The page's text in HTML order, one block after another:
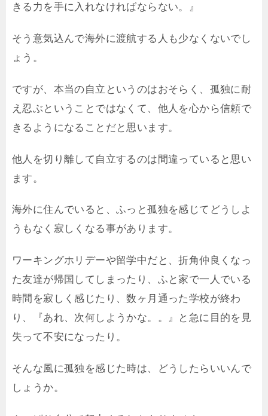
きる力を手に入れなければならない。』
そう意気込んで海外に渡航する人も少なくないでし
ょう。
ですが、本当の自立というのはおそらく、孤独に耐
え忍ぶということではなくて、他人を心から信頼で
きるようになることだと思います。
他人を切り離して自立するのは間違っていると思い
ます。
海外に住んでいると、ふっと孤独を感じてどうしよ
うもなく寂しくなる事があります。
ワーキングホリデーや留学中だと、折角仲良くなっ
た友達が帰国してしまったり、ふと家で一人でいる
時間を寂しく感じたり、数ヶ月通った学校が終わ
り、『あれ、次何しようかな。。』と急に目的を見
失って不安になったり。
そんな風に孤独を感じた時は、どうしたらいいんで
しょうか。